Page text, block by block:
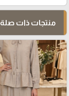
منتجات ذات صلة